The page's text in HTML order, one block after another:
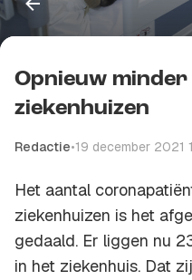
Opnieuw
ziekenhuizen
Redactie•19 december 2021
Het aantal
ziekenhuizen is het
gedaald. Er liggen nu
in het ziekenhuis. Dat